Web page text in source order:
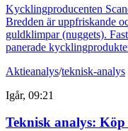
Kycklingproducenten
Bredden är uppfriskande
guldklimpar (nuggets).
panerade
Aktieanalys/teknisk-analys
Igår, 09:21
Teknisk analys: